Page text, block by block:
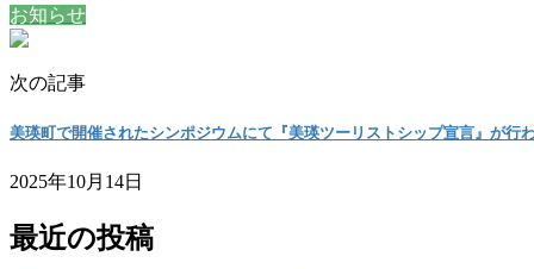
お知らせ
次の記事
美瑛町で開催されたシンポジウムにて『美瑛ツーリストシップ宣言』が行
2025年10月14日
最近の投稿